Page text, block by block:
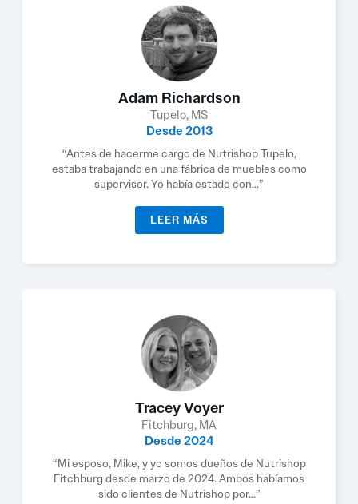
Adam Richardson
Tupelo, MS
Desde 2013
“Antes de hacerme cargo de Nutrishop Tupelo,
estaba trabajando en una fábrica de muebles como
supervisor. Yo había estado con...”
LEER MÁS
Tracey Voyer
Fitchburg, MA
Desde 2024
“Mi esposo, Mike, y yo somos dueños de Nutrishop
Fitchburg desde marzo de 2024. Ambos habíamos
sido clientes de Nutrishop por...”